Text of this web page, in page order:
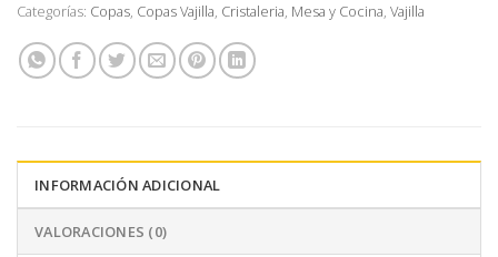
Categorías: Copas, Copas Vajilla, Cristaleria, Mesa y Cocina, Vajilla
INFORMACIÓN ADICIONAL
VALORACIONES (0)